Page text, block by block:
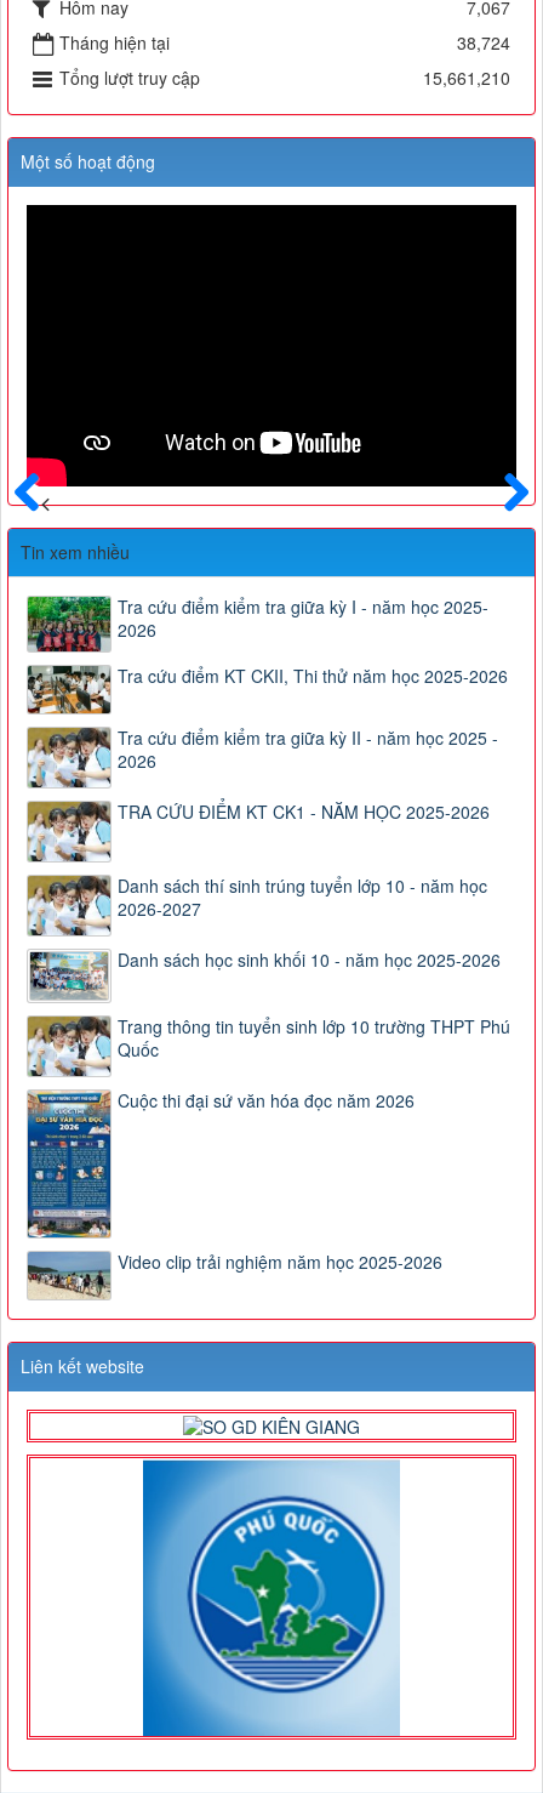
Hôm nay
7,067
Tháng hiện tại
38,724
Tổng lượt truy cập
15,661,210
Một số hoạt động
Sau
Trước
Tin xem nhiều
Tra cứu điểm kiểm tra giữa kỳ I - năm học 2025-
2026
Tra cứu điểm KT CKII, Thi thử năm học 2025-2026
Tra cứu điểm kiểm tra giữa kỳ II - năm học 2025 -
2026
TRA CỨU ĐIỂM KT CK1 - NĂM HỌC 2025-2026
Danh sách thí sinh trúng tuyển lớp 10 - năm học
2026-2027
Danh sách học sinh khối 10 - năm học 2025-2026
Trang thông tin tuyển sinh lớp 10 trường THPT Phú
Quốc
Cuộc thi đại sứ văn hóa đọc năm 2026
Video clip trải nghiệm năm học 2025-2026
Liên kết website